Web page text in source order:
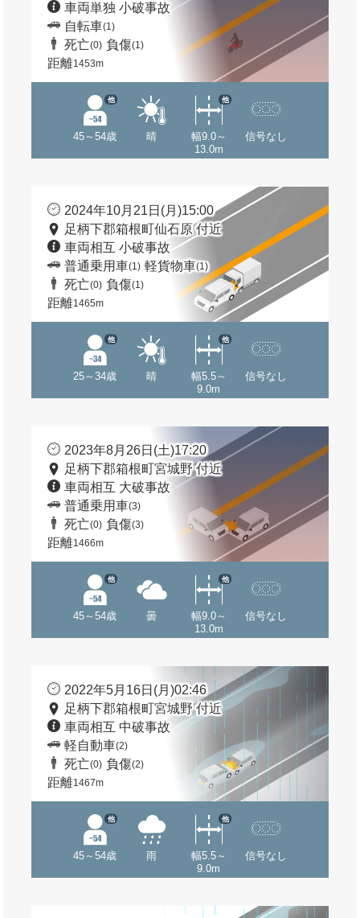
車両単独 小破事故
自転車(1)
死亡(0) 負傷(1)
距離1453m
45～54歳
他
晴
幅9.0～
13.0m
他
信号なし
2024年10月21日(月)15:00
足柄下郡箱根町仙石原 付近
車両相互 小破事故
普通乗用車(1) 軽貨物車(1)
死亡(0) 負傷(1)
距離1465m
25～34歳
他
晴
幅5.5～
9.0m
他
信号なし
2023年8月26日(土)17:20
足柄下郡箱根町宮城野 付近
車両相互 大破事故
普通乗用車(3)
死亡(0) 負傷(3)
距離1466m
45～54歳
他
曇
幅9.0～
13.0m
他
信号なし
2022年5月16日(月)02:46
足柄下郡箱根町宮城野 付近
車両相互 中破事故
軽自動車(2)
死亡(0) 負傷(2)
距離1467m
45～54歳
他
雨
幅5.5～
9.0m
他
信号なし